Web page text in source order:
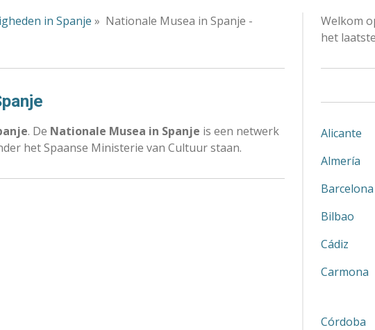
in Spanje » Nationale Musea in Spanje -
. De Nationale Musea in Spanje is een netwerk
het Spaanse Ministerie van Cultuur staan.
Welkom
het
Alicante
Almería
Barcelona
Bilbao
Cádiz
Carmona
Córdoba